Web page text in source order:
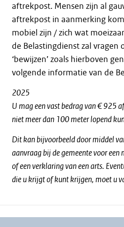
aftrekpost. Mensen zijn al
aftrekpost in aanmerking
mobiel zijn / zich wat
de Belastingdienst zal vragen
‘bewijzen’ zoals hierboven
volgende informatie van de
2025
U mag een vast bedrag van € 925
niet meer dan 100 meter lopend
Dit kan bijvoorbeeld door middel
aanvraag bij de gemeente voor
of een verklaring van een arts.
die u krijgt of kunt krijgen, moet u